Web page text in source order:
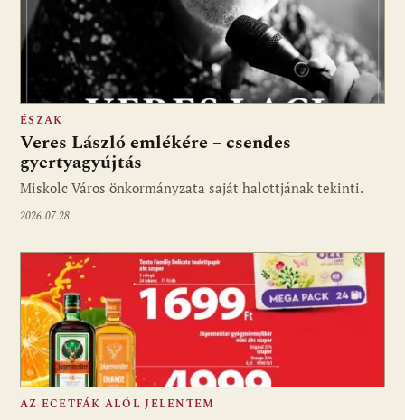
ÉSZAK
Veres László emlékére – csendes
gyertyagyújtás
Miskolc Város önkormányzata saját halottjának tekinti.
2026.07.28.
AZ ECETFÁK ALÓL JELENTEM